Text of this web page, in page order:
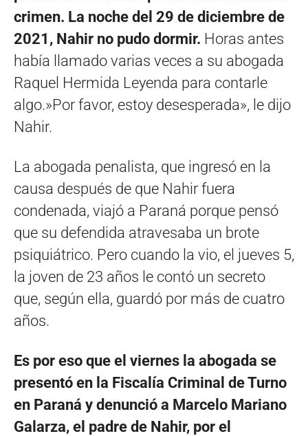
crimen. La noche del 29 de diciembre de
2021, Nahir no pudo dormir. Horas antes
había llamado varias veces a su abogada
Raquel Hermida Leyenda para contarle
algo.»Por favor, estoy desesperada», le dijo
Nahir.
La abogada penalista, que ingresó en la
causa después de que Nahir fuera
condenada, viajó a Paraná porque pensó
que su defendida atravesaba un brote
psiquiátrico. Pero cuando la vio, el jueves 5,
la joven de 23 años le contó un secreto
que, según ella, guardó por más de cuatro
años.
Es por eso que el viernes la abogada se
presentó en la Fiscalía Criminal de Turno
en Paraná y denunció a Marcelo Mariano
Galarza, el padre de Nahir, por el